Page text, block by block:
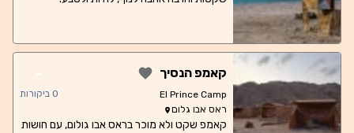
קאמפ הנסיך
El Prince Camp
ראס אבו גלום
-
0 ביקורות
קאמפ שקט ולא מוכר בראס אבו גולום, עם חושות